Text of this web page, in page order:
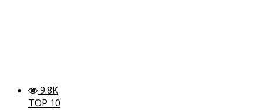
9.8K
TOP 10